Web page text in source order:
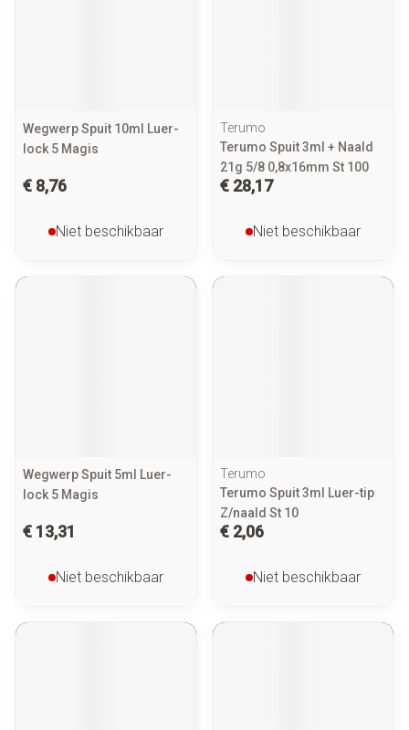
Wegwerp Spuit 10ml Luer-
lock 5 Magis
€ 8,76
Niet beschikbaar
Terumo
Terumo Spuit 3ml + Naald
21g 5/8 0,8x16mm St 100
€ 28,17
Niet beschikbaar
Wegwerp Spuit 5ml Luer-
lock 5 Magis
€ 13,31
Niet beschikbaar
Terumo
Terumo Spuit 3ml Luer-tip
Z/naald St 10
€ 2,06
Niet beschikbaar